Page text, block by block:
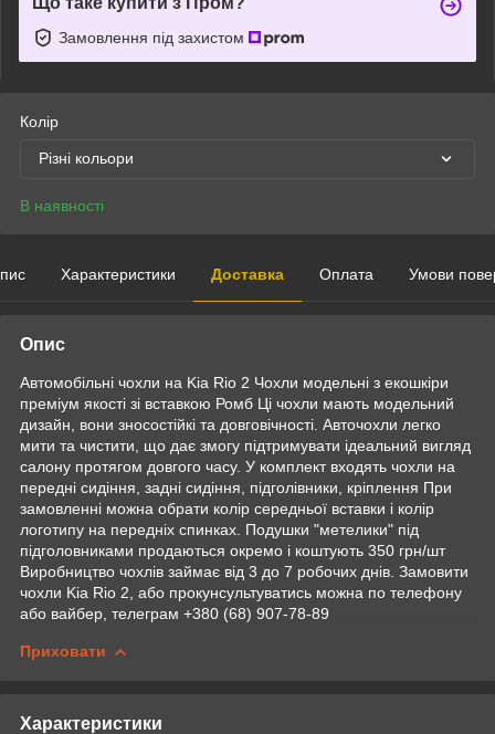
Замовлення під захистом
Колір
Різні кольори
В наявності
Характеристики Доставка Оплата Умови
Опис
Автомобільні чохли на Kia Rio 2 Чохли модельні з екошкіри
преміум якості зі вставкою Ромб Ці чохли мають модельний
дизайн, вони зносостійкі та довговічності. Авточохли легко
мити та чистити, що дає змогу підтримувати ідеальний вигляд
салону протягом довгого часу. У комплект входять чохли на
передні сидіння, задні сидіння, підголівники, кріплення При
замовленні можна обрати колір середньої вставки і колір
логотипу на передніх спинках. Подушки "метелики" під
підголовниками продаються окремо і коштують 350 грн/шт
Виробництво чохлів займає від 3 до 7 робочих днів. Замовити
чохли Kia Rio 2, або прокунсультуватись можна по телефону
або вайбер, телеграм +380 (68) 907-78-89
Приховати
Характеристики